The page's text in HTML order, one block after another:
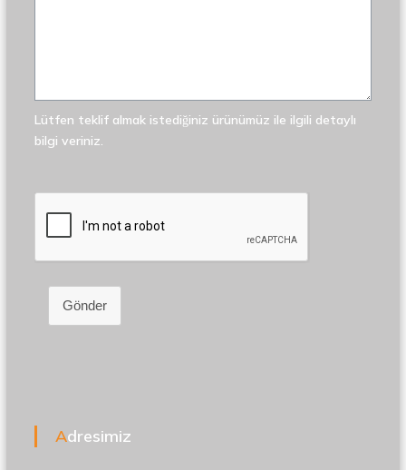
Lütfen teklif almak istediğiniz ürünümüz ile ilgili detaylı
bilgi veriniz.
Gönder
Adresimiz